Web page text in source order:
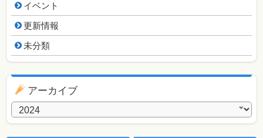
イベント
更新情報
未分類
アーカイブ
アーカイブ